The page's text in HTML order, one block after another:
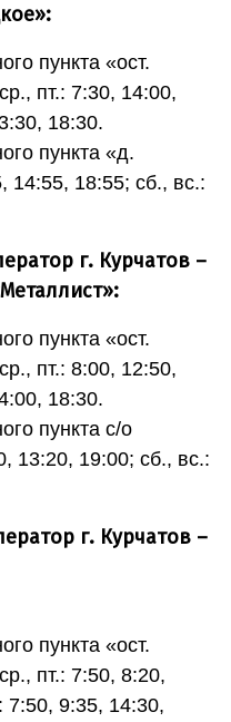
пункта «ост.
пт.: 7:30, 14:00,
18:30.
пункта «д.
14:55, 18:55; сб., вс.:
г. Курчатов –
пункта «ост.
пт.: 8:00, 12:50,
18:30.
пункта с/о
13:20, 19:00; сб., вс.:
г. Курчатов –
пункта «ост.
пт.: 7:50, 8:20,
7:50, 9:35, 14:30,